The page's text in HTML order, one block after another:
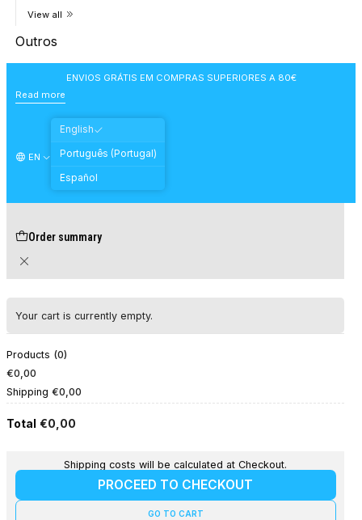
View all
Outros
ENVIOS GRÁTIS EM COMPRAS SUPERIORES A 80€
Read more
EN
English
Português (Portugal)
Español
Order summary
Your cart is currently empty.
Products
0
€0,00
Shipping €0,00
Total €0,00
Shipping costs will be calculated at Checkout.
PROCEED TO CHECKOUT
GO TO CART